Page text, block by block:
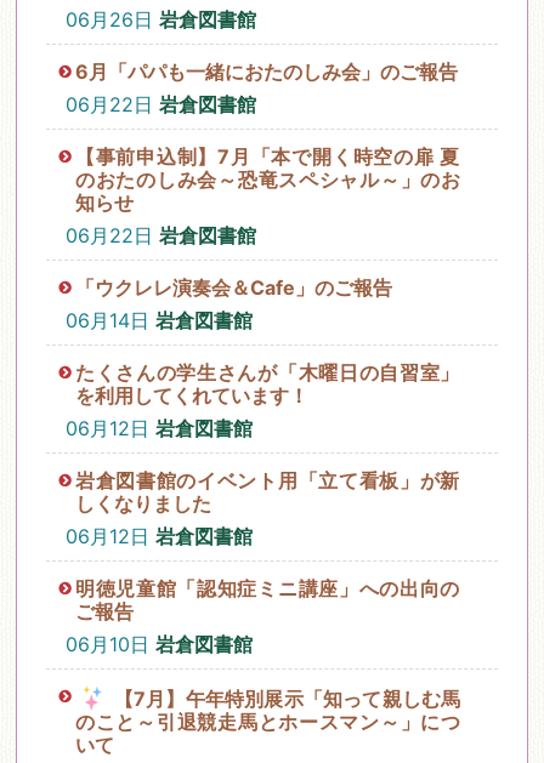
06月26日 岩倉図書館
6月「パパも一緒におたのしみ会」のご報告
06月22日 岩倉図書館
【事前申込制】7月「本で開く時空の扉 夏
のおたのしみ会～恐竜スペシャル～」のお
知らせ
06月22日 岩倉図書館
「ウクレレ演奏会＆Cafe」のご報告
06月14日 岩倉図書館
たくさんの学生さんが「木曜日の自習室」
を利用してくれています！
06月12日 岩倉図書館
岩倉図書館のイベント用「立て看板」が新
しくなりました
06月12日 岩倉図書館
明徳児童館「認知症ミニ講座」への出向の
ご報告
06月10日 岩倉図書館
【7月】午年特別展示「知って親しむ馬
のこと～引退競走馬とホースマン～」につ
いて